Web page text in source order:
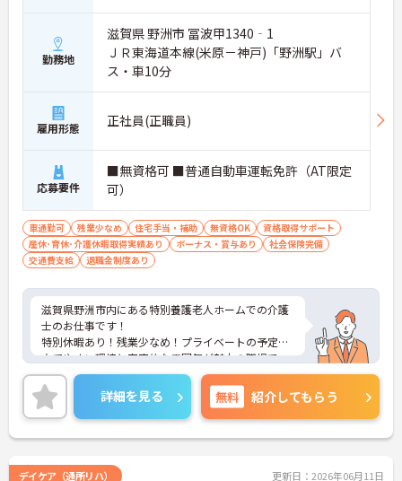
勤務地
滋賀県 野洲市 冨波甲1340‐1
ＪＲ東海道本線(米原－神戸)「野洲駅」バ
ス・車10分
雇用形態 正社員(正職員)
応募要件
■無資格可 ■普通自動車運転免許（AT限定
可）
車通勤可 残業少なめ 住宅手当・補助 無資格OK
資格取得サポート
産休･育休･介護休暇取得実績あり
ボーナス・賞与あり
社会保険完備
交通費支給
退職金制度あり
滋賀県野洲市内にある特別養護老人ホームでの介護
士のお仕事です！
特別休暇あり！残業少なめ！プライベートの予定も
立てやすい環境と家庭的な雰囲気が魅力の職場で
す！
ご興味ある方には、面接のポイントなど、さらに詳
細をお話致しますのでお気軽にご相談ください。
詳細を見る 無料 紹介してもらう
デイケア（通所リハ） 更新日：2026年06月11日